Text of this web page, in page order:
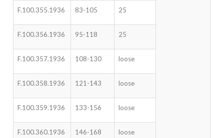
F.100.355.1936 83-105 25
F.100.356.1936 95-118 25
F.100.357.1936 108-130 loose
F.100.358.1936 121-143 loose
F.100.359.1936 133-156 loose
F.100.360.1936 146-168 loose